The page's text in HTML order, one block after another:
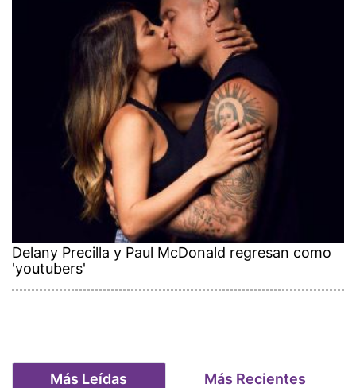
Delany Precilla y Paul McDonald regresan como
'youtubers'
Más Leídas Más Recientes